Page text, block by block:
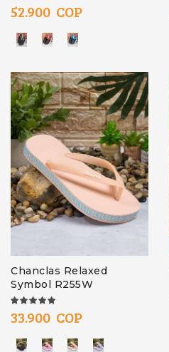
52.900 COP
Chanclas Relaxed
Symbol R255W
100%
33.900 COP